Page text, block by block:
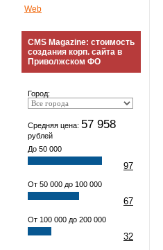
Web
CMS Magazine: стоимость
создания корп. сайта в
Приволжском ФО
Город:
Средняя цена: 57 958
рублей
До 50 000
97
От 50 000 до 100 000
67
От 100 000 до 200 000
32